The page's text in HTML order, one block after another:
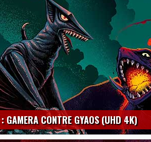
GAMERA CONTRE GYAOS (UHD 4K)